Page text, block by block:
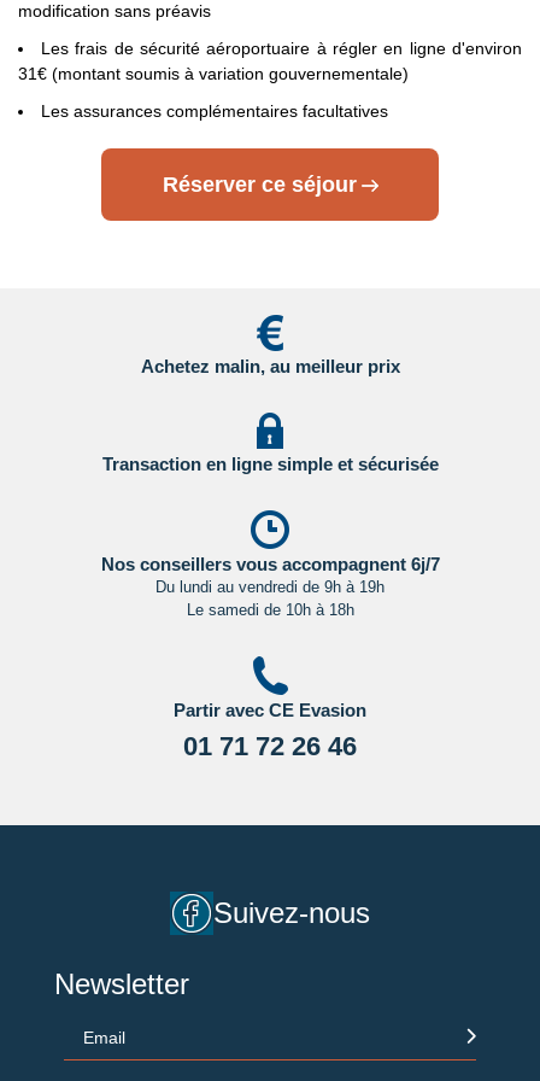
- Etats Unis : sur le site du Service Public en
Cliquant ici.
- Canada : sur le site du gouvernement canadien en
Cliquant ici.
il est préférable de vous rapprocher du consulat ou de
l’ambassade du pays de destination et de transit.
départ, nous vous recommandons vivement de consulter
régulièrement le site du ministère des affaires étrangères en
modification sans préavis
Les frais de sécurité aéroportuaire à régler en ligne d'environ
31€ (montant soumis à variation gouvernementale)
Les assurances complémentaires facultatives
Réserver ce séjour
Achetez malin, au meilleur prix
Transaction en ligne simple et sécurisée
Nos conseillers vous accompagnent 6j/7
Du lundi au vendredi de 9h à 19h
Le samedi de 10h à 18h
Partir avec CE Evasion
01 71 72 26 46
Suivez-nous
Newsletter
Email